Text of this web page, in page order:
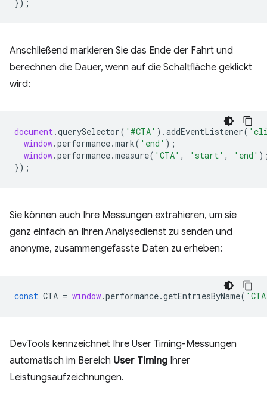
});
Anschließend markieren Sie das Ende der Fahrt und
berechnen die Dauer, wenn auf die Schaltfläche geklickt
wird:
document.querySelector( '#CTA' ).addEventListener(
window.performance.mark( 'end' );
window.performance.measure( 'CTA' , 'start' , 'end'
});
Sie können auch Ihre Messungen extrahieren, um sie
ganz einfach an Ihren Analysedienst zu senden und
anonyme, zusammengefasste Daten zu erheben:
const CTA = window.performance.getEntriesByName(
DevTools kennzeichnet Ihre User Timing-Messungen
automatisch im Bereich User Timing Ihrer
Leistungsaufzeichnungen.